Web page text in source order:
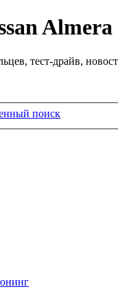
Almera
тест-драйв,
поиск